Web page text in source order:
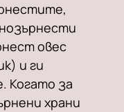
овес
и ги
Когато за
храни